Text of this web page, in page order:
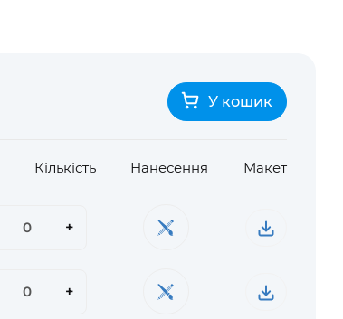
У кошик
Кількість Нанесення Макет
+
+